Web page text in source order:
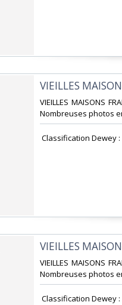
‎VIEILLES
‎VIEILLES MAISONS
Nombreuses photos
Classification Dewey
‎VIEILLES
‎VIEILLES MAISONS
Nombreuses photos
Classification Dewey